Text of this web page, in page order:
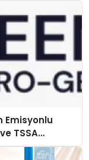
Emisyonlu
TSSA